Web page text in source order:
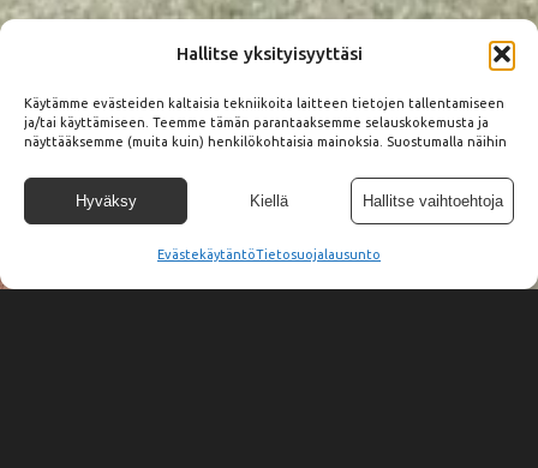
Hallitse yksityisyyttäsi
Käytämme evästeiden kaltaisia tekniikoita laitteen tietojen tallentamiseen
ja/tai käyttämiseen. Teemme tämän parantaaksemme selauskokemusta ja
näyttääksemme (muita kuin) henkilökohtaisia mainoksia. Suostumalla näihin
selauskäyttäytymistä tai yksilöllisiä tunnuksia. Suostumuksen epääminen tai
peruuttaminen voi vaikuttaa haitallisesti tiettyihin ominaisuuksiin ja
toimintoihin.
Hyväksy Kiellä Hallitse vaihtoehtoja
EvästekäytäntöTietosuojalausunto